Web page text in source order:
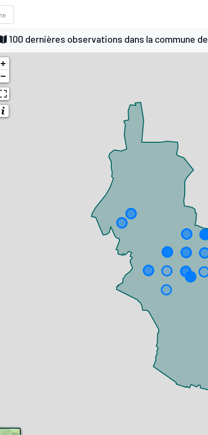
100 dernières observations dans la commune de
+
−